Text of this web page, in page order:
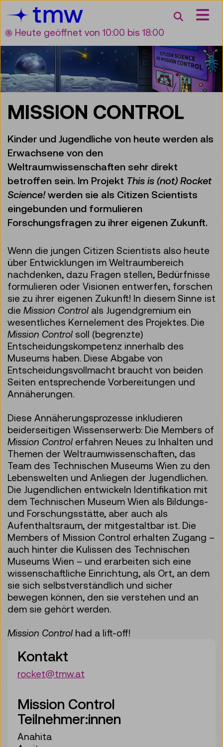
Zum Inhalt
Zum Hauptmenü
Zur Suche
Zur Zielgruppennavigation
Suche
Heute geöffnet von 10:00 bis 18:00
MISSION CONTROL
Kinder und Jugendliche von heute werden als
Erwachsene von den
Weltraumwissenschaften sehr direkt
betroffen sein. Im Projekt This is (not) Rocket
Science!werden sie als Citizen Scientists
eingebunden und formulieren
Forschungsfragen zu ihrer eigenen Zukunft.
Wenn die jungen Citizen Scientists also heute
über Entwicklungen im Weltraumbereich
nachdenken, dazu Fragen stellen, Bedürfnisse
formulieren oder Visionen entwerfen, forschen
sie zu ihrer eigenen Zukunft! In diesem Sinne ist
die Mission Control als Jugendgremium ein
wesentliches Kernelement des Projektes. Die
Mission Control soll (begrenzte)
Entscheidungskompetenz innerhalb des
Museums haben. Diese Abgabe von
Entscheidungsvollmacht braucht von beiden
Seiten entsprechende Vorbereitungen und
Annäherungen.
Diese Annäherungsprozesse inkludieren
beiderseitigen Wissenserwerb: Die Members of
Mission Control erfahren Neues zu Inhalten und
Themen der Weltraumwissenschaften, das
Team des Technischen Museums Wien zu den
Lebenswelten und Anliegen der Jugendlichen.
Die Jugendlichen entwickeln Identifikation mit
dem Technischen Museum Wien als Bildungs-
und Forschungsstätte, aber auch als
Aufenthaltsraum, der mitgestaltbar ist. Die
Members of Mission Control erhalten Zugang –
auch hinter die Kulissen des Technischen
Museums Wien – und erarbeiten sich eine
wissenschaftliche Einrichtung, als Ort, an dem
sie sich selbstverständlich und sicher
bewegen können, den sie verstehen und an
dem sie gehört werden.
Mission Control had a lift-off!
Kontakt
rocket@tmw.at
Mission Control
Teilnehmer:innen
Anahita